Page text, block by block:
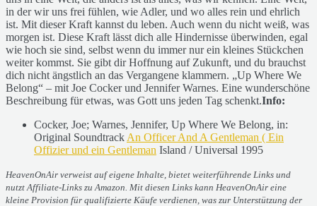
in der wir uns frei fühlen, wie Adler, und wo alles rein und ehrlich
ist. Mit dieser Kraft kannst du leben. Auch wenn du nicht weiß, was
morgen ist. Diese Kraft lässt dich alle Hindernisse überwinden, egal
wie hoch sie sind, selbst wenn du immer nur ein kleines Stückchen
weiter kommst. Sie gibt dir Hoffnung auf Zukunft, und du brauchst
dich nicht ängstlich an das Vergangene klammern. „Up Where We
Belong“ – mit Joe Cocker und Jennifer Warnes. Eine wunderschöne
Beschreibung für etwas, was Gott uns jeden Tag schenkt.Info:
Cocker, Joe; Warnes, Jennifer, Up Where We Belong, in:
Original Soundtrack An Officer And A Gentleman ( Ein
Offizier und ein Gentleman Island / Universal 1995
HeavenOnAir verweist auf eigene Inhalte, bietet weiterführende Links und
nutzt Affiliate-Links zu Amazon. Mit diesen Links kann HeavenOnAir eine
kleine Provision für qualifizierte Käufe verdienen, was zur Unterstützung der